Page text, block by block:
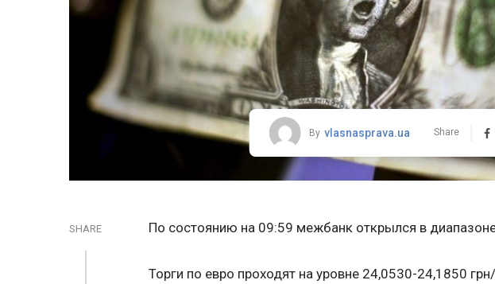
By vlasnasprava.ua Share
SHARE По состоянию на 09:59 межбанк открылся в
Торги по евро проходят на уровне 24,0530-24,1850